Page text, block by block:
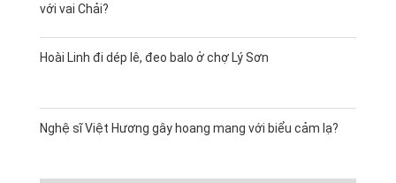
với vai Chải?
Hoài Linh đi dép lê, đeo balo ở chợ Lý Sơn
Nghệ sĩ Việt Hương gây hoang mang với biểu cảm lạ?